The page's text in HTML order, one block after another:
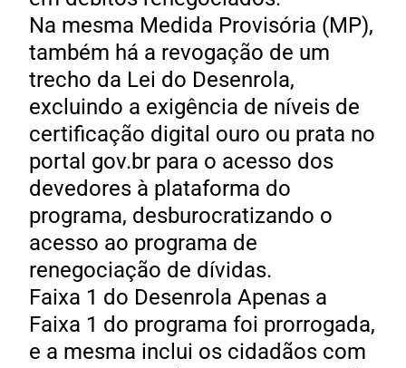
Na mesma Medida Provisória (MP),
também há a revogação de um
trecho da Lei do Desenrola,
excluindo a exigência de níveis de
certificação digital ouro ou prata no
portal gov.br para o acesso dos
devedores à plataforma do
programa, desburocratizando o
acesso ao programa de
renegociação de dívidas.
Faixa 1 do Desenrola Apenas a
Faixa 1 do programa foi prorrogada,
e a mesma inclui os cidadãos com